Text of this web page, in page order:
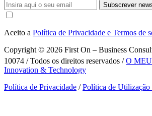
Subscrever
Aceito a Política de Privacidade e Termos de
Copyright © 2026 First On – Business
10074 / Todos os direitos reservados /O
Innovation & Technology
Política de Privacidade /Política de Utilização